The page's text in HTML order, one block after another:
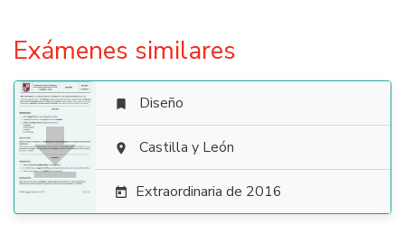
Exámenes similares

 Diseño
 Castilla y León
 Extraordinaria de 2016